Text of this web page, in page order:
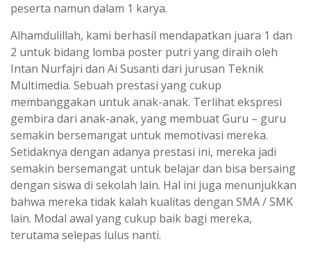
peserta namun dalam 1 karya.
Alhamdulillah, kami berhasil mendapatkan juara 1 dan
2 untuk bidang lomba poster putri yang diraih oleh
Intan Nurfajri dan Ai Susanti dari jurusan Teknik
Multimedia. Sebuah prestasi yang cukup
membanggakan untuk anak-anak. Terlihat ekspresi
gembira dari anak-anak, yang membuat Guru – guru
semakin bersemangat untuk memotivasi mereka.
Setidaknya dengan adanya prestasi ini, mereka jadi
semakin bersemangat untuk belajar dan bisa bersaing
dengan siswa di sekolah lain. Hal ini juga menunjukkan
bahwa mereka tidak kalah kualitas dengan SMA / SMK
lain. Modal awal yang cukup baik bagi mereka,
terutama selepas lulus nanti.